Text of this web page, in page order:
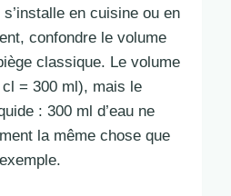
en cuisine ou en
confondre le volume
classique. Le volume
= 300 ml), mais le
: 300 ml d’eau ne
la même chose que